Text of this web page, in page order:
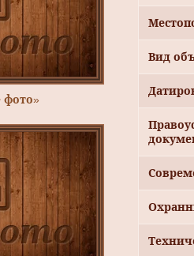
фото»
Вид